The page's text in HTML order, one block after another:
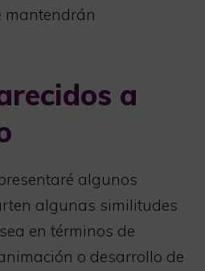
mantendrán
a
algunos
algunas similitudes
en términos de
o desarrollo de